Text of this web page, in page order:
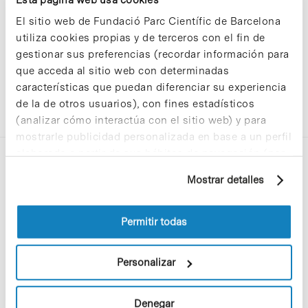
El sitio web de Fundació Parc Científic de Barcelona
utiliza cookies propias y de terceros con el fin de
gestionar sus preferencias (recordar información para
que acceda al sitio web con determinadas
características que puedan diferenciar su experiencia
de la de otros usuarios), con fines estadísticos
(analizar cómo interactúa con el sitio web) y para
mostrarle publicidad personalizada en base a un perfil
elaborado a partir de sus hábitos de navegación (por
información sobre las cookies puede consultar
la Política de cookies del sitio web.
Mostrar detalles
Permitir todas
Personalizar
Denegar
C/Baldiri Reixac, 4-12 i 15